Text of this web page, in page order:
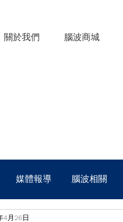
關於我們 腦波商城
媒體報導 腦波相關
4月26日